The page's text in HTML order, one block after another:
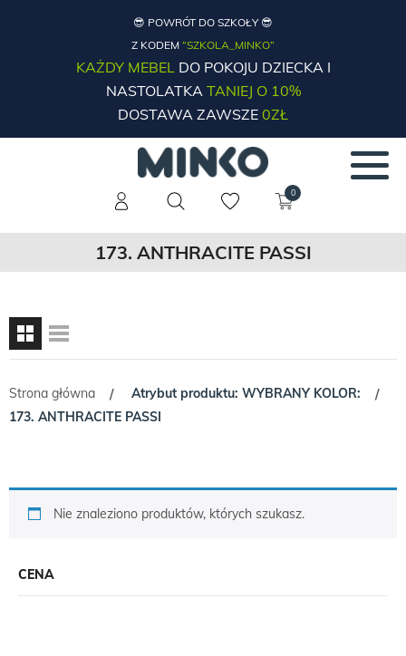
😎 POWRÓT DO SZKOŁY 😎
Z KODEM “SZKOLA_MINKO”
KAŻDY MEBELDO POKOJU DZIECKA I
NASTOLATKATANIEJ O 10%
DOSTAWA ZAWSZE 0ZŁ
0
173. ANTHRACITE PASSI
CENA
Strona główna / Atrybut produktu: WYBRANY KOLOR:
/
173. ANTHRACITE PASSI
Nie znaleziono produktów, których szukasz.